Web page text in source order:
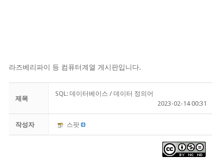
라즈베리파이 등 컴퓨터계열 게시판입니다.
제목
SQL: 데이터베이스 / 데이터 정의어
2023-02-14 00:31
작성자 스팟